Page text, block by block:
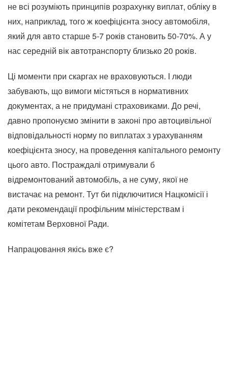
не всі розуміють принципів розрахунку виплат, обліку в
них, наприклад, того ж коефіцієнта зносу автомобіля,
який для авто старше 5-7 років становить 50-70%. А у
нас середній вік автотранспорту близько 20 років.
Ці моменти при скаргах не враховуються. І люди
забувають, що вимоги містяться в нормативних
документах, а не придумані страховиками. До речі,
давно пропонуємо змінити в законі про автоцивільної
відповідальності норму по виплатах з урахуванням
коефіцієнта зносу, на проведення капітального ремонту
цього авто. Постраждалі отримували б
відремонтований автомобіль, а не суму, якої не
вистачає на ремонт. Тут би підключитися Нацкомісії і
дати рекомендації профільним міністерствам і
комітетам Верховної Ради.
Напрацювання якісь вже є?